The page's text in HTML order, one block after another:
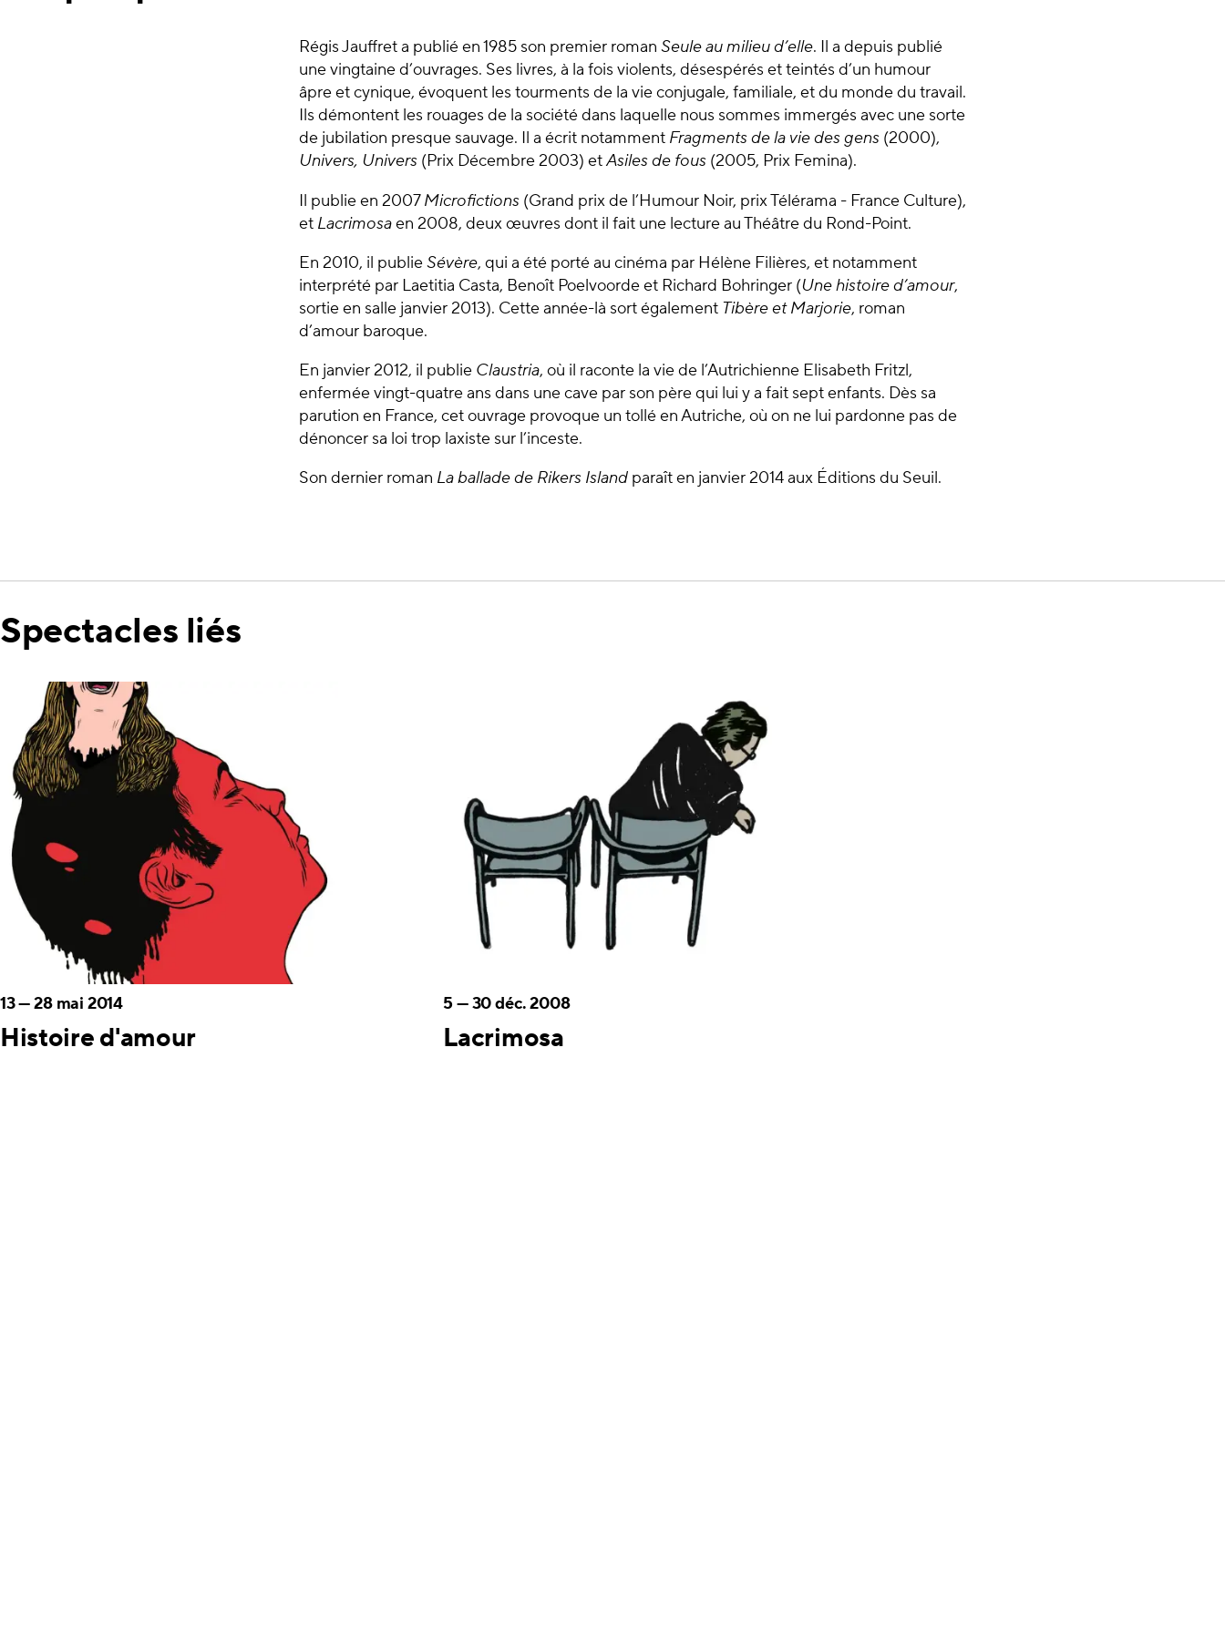
Régis Jauffret a publié en 1985 son premier roman Seule au milieu d’elle. Il a depuis publié
une vingtaine d’ouvrages. Ses livres, à la fois violents, désespérés et teintés d’un humour
âpre et cynique, évoquent les tourments de la vie conjugale, familiale, et du monde du travail.
Ils démontent les rouages de la société dans laquelle nous sommes immergés avec une sorte
de jubilation presque sauvage. Il a écrit notamment Fragments de la vie des gens(2000),
Univers, Univers(Prix Décembre 2003) etAsiles de fous(2005, Prix Femina).
Il publie en 2007Microfictions(Grand prix de l’Humour Noir, prix Télérama - France Culture),
et Lacrimosaen 2008, deux œuvres dont il fait une lecture au Théâtre du Rond-Point.
En 2010, il publieSévère, qui a été porté au cinéma par Hélène Filières, et notamment
interprété par Laetitia Casta, Benoît Poelvoorde et Richard Bohringer (Une histoire d’amour,
sortie en salle janvier 2013). Cette année-là sort également Tibère et Marjorie, roman
d’amour baroque.
En janvier 2012, il publie Claustria, où il raconte la vie de l’Autrichienne Elisabeth Fritzl,
enfermée vingt-quatre ans dans une cave par son père qui lui y a fait sept enfants. Dès sa
parution en France, cet ouvrage provoque un tollé en Autriche, où on ne lui pardonne pas de
dénoncer sa loi trop laxiste sur l’inceste.
Son dernier roman La ballade de Rikers Islandparaît en janvier 2014 aux Éditions du Seuil.
Spectacles liés
Histoire d'amour
13—28 mai 2014
Lacrimosa
5—30 déc. 2008